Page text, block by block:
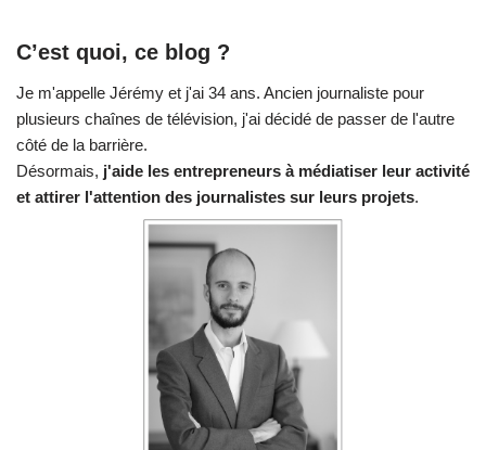
C’est quoi, ce blog ?
Je m'appelle Jérémy et j'ai 34 ans. Ancien journaliste pour
plusieurs chaînes de télévision, j'ai décidé de passer de l'autre
côté de la barrière.
Désormais, j'aide les entrepreneurs à médiatiser leur activité
et attirer l'attention des journalistes sur leurs projets.